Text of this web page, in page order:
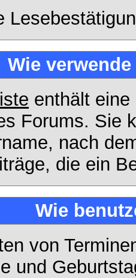
Wie
enthält
Forums. Sie
nach
die ein
Wie
von
und